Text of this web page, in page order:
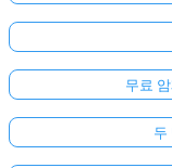
무료
두